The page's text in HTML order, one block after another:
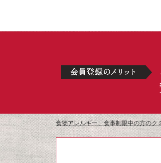
食物アレルギー、食事制限中の方のク